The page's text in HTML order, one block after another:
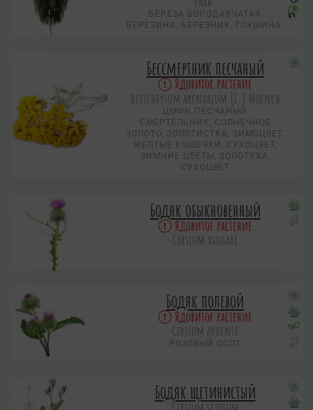
БЕРЕЗА БОРОДАВЧАТАЯ
БЕРЕЗИНА, БЕРЕЗНИК, ГЛУШИНА.
Бессмертник песчаный
Ядовитое растение
Helichrysum arenarium (L.) Moench
ЦМИН ПЕСЧАНЫЙ
СМЕРТЕЛЬНИК, СОЛНЕЧНОЕ
ЗОЛОТО, ЗОЛОТИСТКА, ЗИМОЦВЕТ,
ЖЕЛТЫЕ КОШЕЧКИ, СУХОЦВЕТ,
ЗИМНИЕ ЦВЕТЫ, ЗОЛОТУХА,
СУХОЦВЕТ
Бодяк обыкновенный
Ядовитое растение
Cirsium vulgare
Бодяк полевой
Ядовитое растение
Cirsium arvense
РОЗОВЫЙ ОСОТ
Бодяк щетинистый